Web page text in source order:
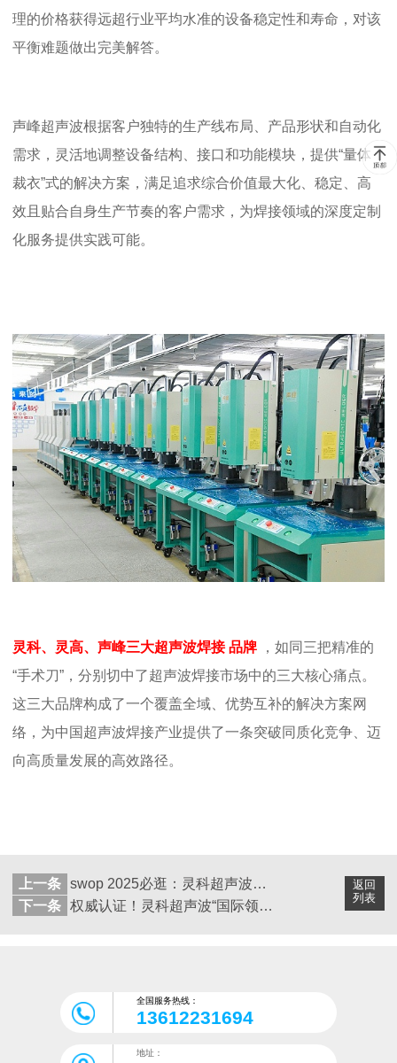
理的价格获得远超行业平均水准的设备稳定性和寿命，对该
平衡难题做出完美解答。
声峰超声波根据客户独特的生产线布局、产品形状和自动化
需求，灵活地调整设备结构、接口和功能模块，提供“量体
裁衣”式的解决方案，满足追求综合价值最大化、稳定、高
效且贴合自身生产节奏的客户需求，为焊接领域的深度定制
化服务提供实践可能。
灵科、灵高、声峰三大超声波焊接 品牌
，如同三把精准的
“手术刀”，分别切中了超声波焊接市场中的三大核心痛点。
这三大品牌构成了一个覆盖全域、优势互补的解决方案网
络，为中国超声波焊接产业提供了一条突破同质化竞争、迈
向高质量发展的高效路径。
返回
列表
上一条
swop 2025必逛：灵科超声波伺服新设备，让包装生产效率提升50%
下一条
权威认证！灵科超声波“国际领先”焊接技术服务全球巨头
全国服务热线：
13612231694
地址：